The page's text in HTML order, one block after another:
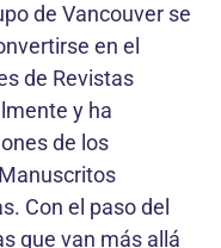
de Vancouver se
en el
de Revistas
y ha
de los
Con el paso del
que van más allá